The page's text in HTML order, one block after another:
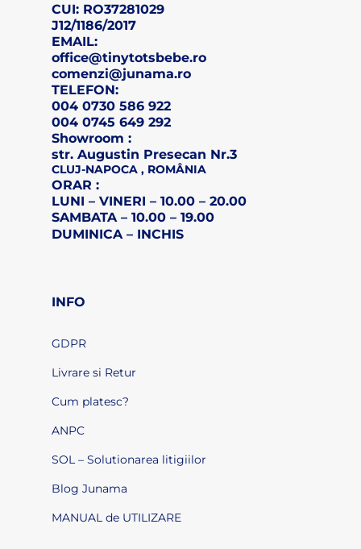
CUI: RO37281029
J12/1186/2017
EMAIL:
office@tinytotsbebe.ro
comenzi@junama.ro
TELEFON:
004 0730 586 922
004 0745 649 292
Showroom :
str. Augustin Presecan Nr.3
CLUJ-NAPOCA , ROMÂNIA
ORAR :
LUNI – VINERI – 10.00 – 20.00
SAMBATA – 10.00 – 19.00
DUMINICA – INCHIS
INFO
GDPR
Livrare si Retur
Cum platesc?
ANPC
SOL – Solutionarea litigiilor
Blog Junama
MANUAL de UTILIZARE